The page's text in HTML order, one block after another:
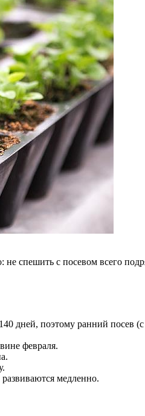
спешить с посевом всего
дней, поэтому ранний посев
февраля.
медленно.